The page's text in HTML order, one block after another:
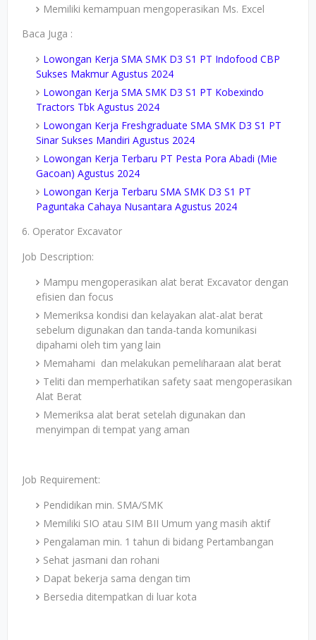
Memiliki kemampuan mengoperasikan Ms. Excel
Baca Juga :
Lowongan Kerja SMA SMK D3 S1 PT Indofood CBP
Sukses Makmur Agustus 2024
Lowongan Kerja SMA SMK D3 S1 PT Kobexindo
Tractors Tbk Agustus 2024
Lowongan Kerja Freshgraduate SMA SMK D3 S1 PT
Sinar Sukses Mandiri Agustus 2024
Lowongan Kerja Terbaru PT Pesta Pora Abadi (Mie
Gacoan) Agustus 2024
Lowongan Kerja Terbaru SMA SMK D3 S1 PT
Paguntaka Cahaya Nusantara Agustus 2024
6. Operator Excavator
Job Description:
Mampu mengoperasikan alat berat Excavator dengan
efisien dan focus
Memeriksa kondisi dan kelayakan alat-alat berat
sebelum digunakan dan tanda-tanda komunikasi
dipahami oleh tim yang lain
Memahami dan melakukan pemeliharaan alat berat
Teliti dan memperhatikan safety saat mengoperasikan
Alat Berat
Memeriksa alat berat setelah digunakan dan
menyimpan di tempat yang aman
Job Requirement:
Pendidikan min. SMA/SMK
Memiliki SIO atau SIM BII Umum yang masih aktif
Pengalaman min. 1 tahun di bidang Pertambangan
Sehat jasmani dan rohani
Dapat bekerja sama dengan tim
Bersedia ditempatkan di luar kota